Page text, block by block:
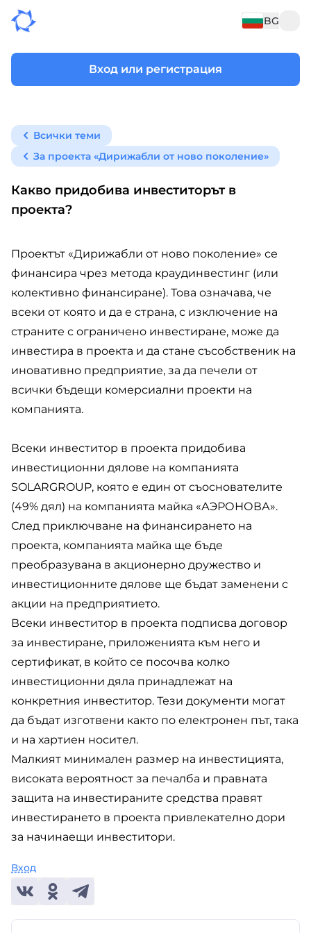
BG
Вход или регистрация
Всички теми
За проекта «Дирижабли от ново поколение»
Какво придобива инвеститорът в
проекта?
Проектът «Дирижабли от ново поколение» се
финансира чрез метода краудинвестинг (или
колективно финансиране). Това означава, че
всеки от която и да е страна, с изключение на
страните с ограничено инвестиране, може да
инвестира в проекта и да стане съсобственик на
иновативно предприятие, за да печели от
всички бъдещи комерсиални проекти на
компанията.
Всеки инвеститор в проекта придобива
инвестиционни дялове на компанията
SOLARGROUP, която е един от съоснователите
(49% дял) на компанията майка «АЭРОНОВА».
След приключване на финансирането на
проекта, компанията майка ще бъде
преобразувана в акционерно дружество и
инвестиционните дялове ще бъдат заменени с
акции на предприятието.
Всеки инвеститор в проекта подписва договор
за инвестиране, приложенията към него и
сертификат, в който се посочва колко
инвестиционни дяла принадлежат на
конкретния инвеститор. Тези документи могат
да бъдат изготвени както по електронен път, така
и на хартиен носител.
Малкият минимален размер на инвестицията,
високата вероятност за печалба и правната
защита на инвестираните средства правят
инвестирането в проекта привлекателно дори
за начинаещи инвеститори.
Вход